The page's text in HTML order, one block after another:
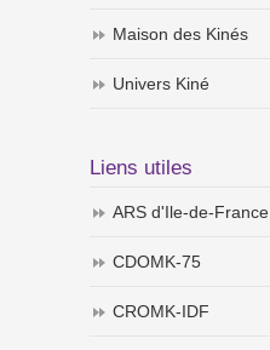
Maison des Kinés
Univers Kiné
Liens utiles
ARS d'Ile-de-France
CDOMK-75
CROMK-IDF